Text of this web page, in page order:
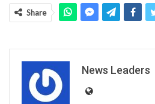
Share
News Leaders